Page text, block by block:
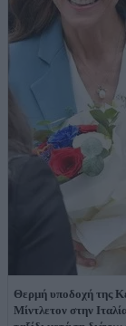
Θερμή υποδοχή της
Μίντλετον στην